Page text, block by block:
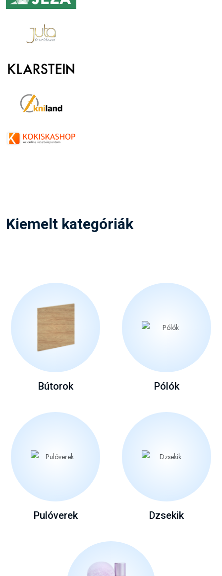
Kiemelt kategóriák
Bútorok Pólók
Pulóverek Dzsekik